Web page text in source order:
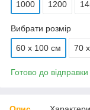
1000 1200
Вибрати розмір
60 х 100 см 70
Готово до